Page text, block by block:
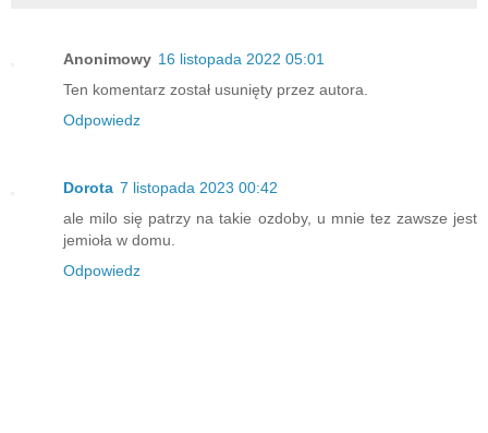
Anonimowy 16 listopada 2022 05:01
Ten komentarz został usunięty przez autora.
Odpowiedz
Dorota 7 listopada 2023 00:42
ale milo się patrzy na takie ozdoby, u mnie tez zawsze jest
jemioła w domu.
Odpowiedz